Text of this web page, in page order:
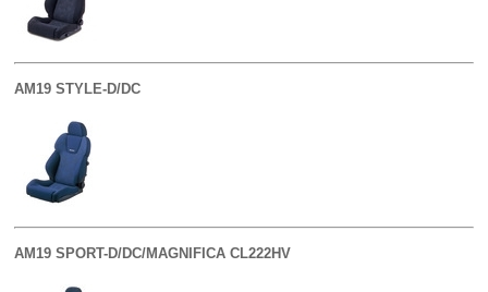
AM19 STYLE-D/DC
AM19 SPORT-D/DC/MAGNIFICA CL222HV